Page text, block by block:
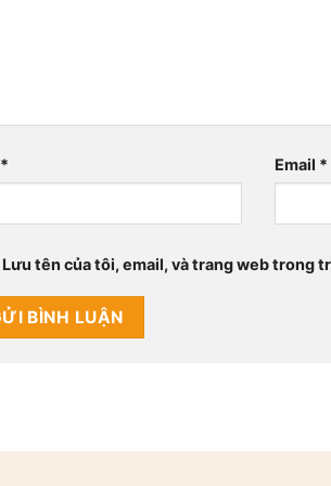
* Email *
Lưu tên của tôi, email, và trang web trong